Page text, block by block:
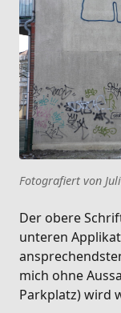
Fotografiert von
Der obere
unteren
mich ohne
Parkplatz) wird